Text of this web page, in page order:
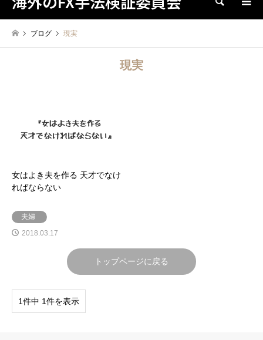
検索
ブログ 現実
現実
女はよき夫を作る 天才でなけ
ればならない
夫婦
2018.03.17
トップページに戻る
1件中 1件を表示